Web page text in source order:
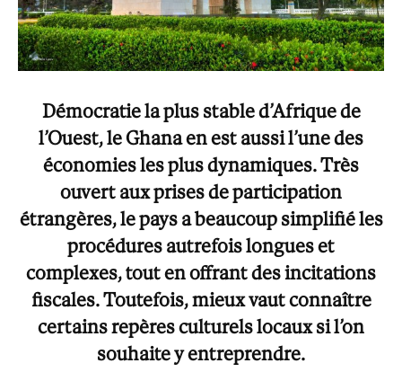
Démocratie la plus stable d’Afrique de
l’Ouest, le Ghana en est aussi l’une des
économies les plus dynamiques. Très
ouvert aux prises de participation
étrangères, le pays a beaucoup simplifié les
procédures autrefois longues et
complexes, tout en offrant des incitations
fiscales. Toutefois, mieux vaut connaître
certains repères culturels locaux si l’on
souhaite y entreprendre.